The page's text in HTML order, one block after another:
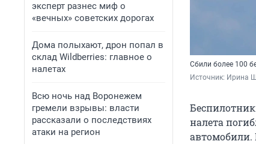
эксперт разнес миф о
«вечных» советских дорогах
Дома полыхают, дрон попал в
склад Wildberries: главное о
налетах
Всю ночь над Воронежем
гремели взрывы: власти
рассказали о последствиях
атаки на регион
Сбили более 100
Источник: Ирина
налета
автомобили.